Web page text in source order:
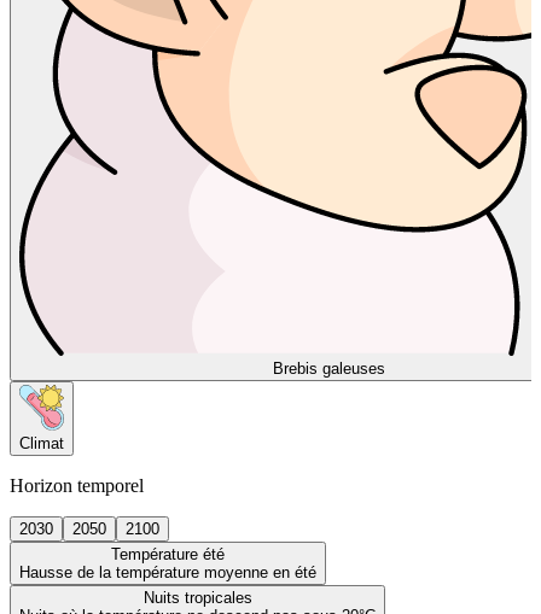
Brebis galeuses
Climat
Horizon temporel
2030 2050
2100
Température été
Hausse de la température moyenne en été
Nuits tropicales